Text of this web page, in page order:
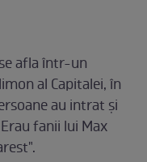
afla într-un
al Capitalei, în
au intrat și
fanii lui Max